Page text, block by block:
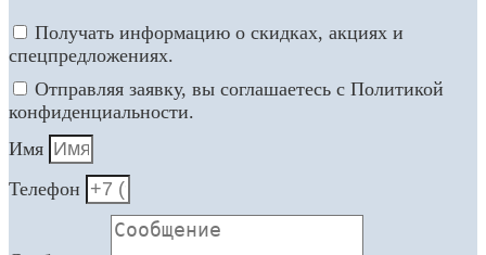
Получать информацию о скидках, акциях и
спецпредложениях.
Отправляя заявку, вы соглашаетесь с Политикой
конфиденциальности.
Имя
Телефон